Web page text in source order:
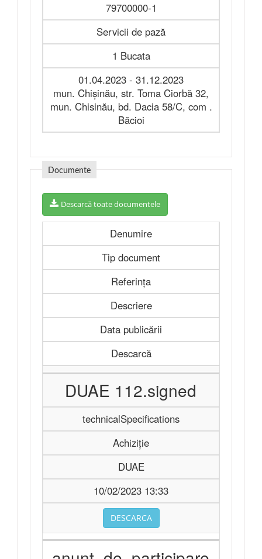
79700000-1
Servicii de pază
1 Bucata
01.04.2023 - 31.12.2023
mun. Chișinău, str. Toma Ciorbă 32,
mun. Chisinău, bd. Dacia 58/C, com .
Băcioi
Documente
Descarcă toate documentele
Denumire
Tip document
Referința
Descriere
Data publicării
Descarcă
DUAE 112.signed
technicalSpecifications
Achiziție
DUAE
10/02/2023 13:33
DESCARCA